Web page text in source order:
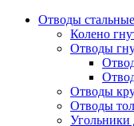
Отводы стальные
Колено
Отводы
Отводы
Отводы
Угольники